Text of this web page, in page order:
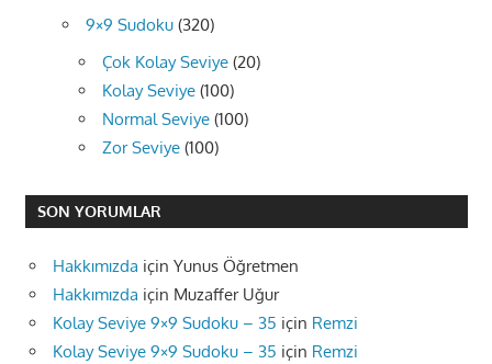
9×9 Sudoku (320)
Çok Kolay Seviye (20)
Kolay Seviye (100)
Normal Seviye (100)
Zor Seviye (100)
SON YORUMLAR
Hakkımızda için Yunus Öğretmen
Hakkımızda için Muzaffer Uğur
Kolay Seviye 9×9 Sudoku – 35 için Remzi
Kolay Seviye 9×9 Sudoku – 35 için Remzi